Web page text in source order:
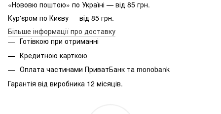
«Нововю поштою» по Україні — від 85 грн.
Кур'єром по Києву — від 85 грн.
Більше інформації про доставку
Готівкою при отриманні
Кредитною карткою
Оплата частинами ПриватБанк та monobank
Гарантія від виробника 12 місяців.